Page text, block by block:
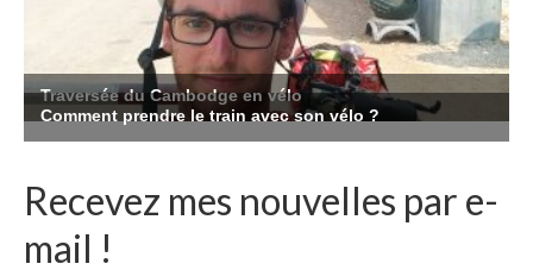
Recevez mes nouvelles par e-
mail !